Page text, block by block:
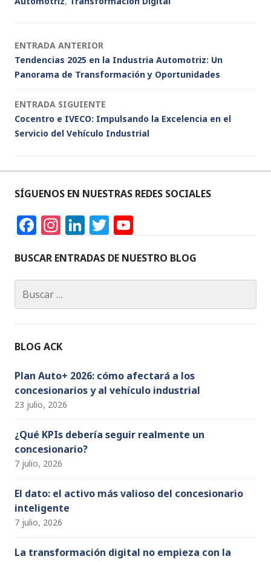
k
Navegación
de
entradas
ENTRADA ANTERIOR
Tendencias 2025 en la Industria Automotriz: Un
Panorama de Transformación y Oportunidades
ENTRADA SIGUIENTE
Cocentro e IVECO: Impulsando la Excelencia en el
Servicio del Vehículo Industrial
SÍGUENOS EN NUESTRAS REDES SOCIALES
F
c
e
b
o
In
a
g
ra
Li
k
e
dI
T
it
te
r
u
T
u
h
a
n
BUSCAR ENTRADAS DE NUESTRO BLOG
BLOG ACK
Plan Auto+ 2026: cómo afectará a los
concesionarios y al vehículo industrial
23 julio, 2026
¿Qué KPIs debería seguir realmente un
concesionario?
7 julio, 2026
El dato: el activo más valioso del concesionario
inteligente
7 julio, 2026
La transformación digital no empieza con la